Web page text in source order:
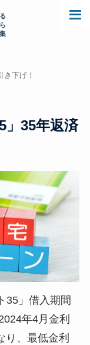
下げ！
」35年返済
35」借入期間
年4月金利
り、最低金利